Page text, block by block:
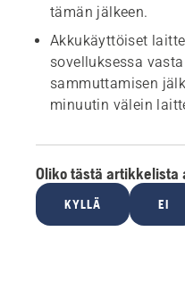
tämän jälkeen.
Akkukäyttöiset
sovelluksessa
sammuttamisen
minuutin välein
Oliko tästä artikkelista
KYLLÄ EI